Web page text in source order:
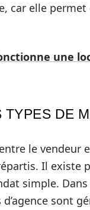
car elle
une
DE
le vendeur
Il
simple. Dans
sont